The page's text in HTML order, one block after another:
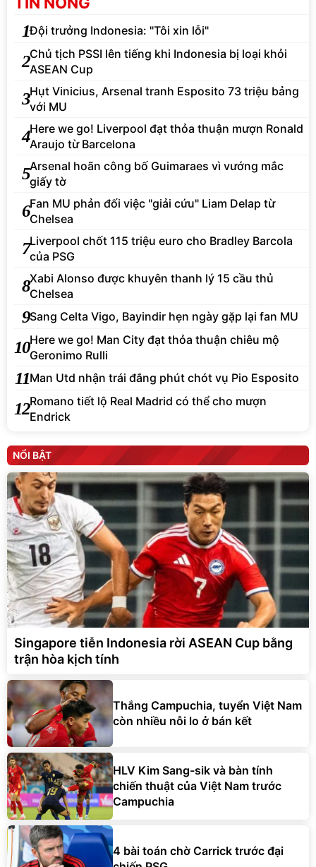
1Đội trưởng Indonesia: "Tôi xin lỗi"
2Chủ tịch PSSI lên tiếng khi Indonesia bị loại khỏi
ASEAN Cup
3Hụt Vinicius, Arsenal tranh Esposito 73 triệu bảng
với MU
4Here we go! Liverpool đạt thỏa thuận mượn Ronald
Araujo từ Barcelona
5Arsenal hoãn công bố Guimaraes vì vướng mắc
giấy tờ
6Fan MU phản đối việc "giải cứu" Liam Delap từ
Chelsea
7Liverpool chốt 115 triệu euro cho Bradley Barcola
của PSG
8Xabi Alonso được khuyên thanh lý 15 cầu thủ
Chelsea
9Sang Celta Vigo, Bayindir hẹn ngày gặp lại fan MU
10Here we go! Man City đạt thỏa thuận chiêu mộ
Geronimo Rulli
11Man Utd nhận trái đắng phút chót vụ Pio Esposito
12Romano tiết lộ Real Madrid có thể cho mượn
Endrick
NỔI BẬT
Singapore tiễn Indonesia rời ASEAN Cup bằng
trận hòa kịch tính
Thắng Campuchia, tuyển Việt Nam
còn nhiều nỗi lo ở bán kết
HLV Kim Sang-sik và bàn tính
chiến thuật của Việt Nam trước
Campuchia
4 bài toán chờ Carrick trước đại